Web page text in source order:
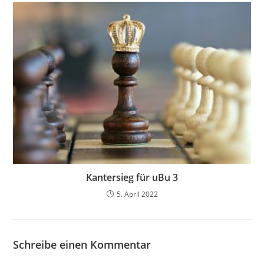
Kantersieg für uBu 3
5. April 2022
Schreibe einen Kommentar